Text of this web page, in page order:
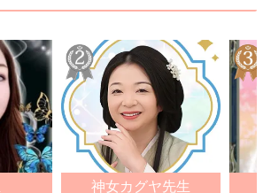
神女カグヤ先生